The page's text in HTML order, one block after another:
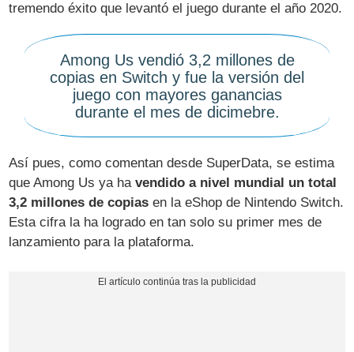
tremendo éxito que levantó el juego durante el año 2020.
Among Us vendió 3,2 millones de
copias en Switch y fue la versión del
juego con mayores ganancias
durante el mes de dicimebre.
Así pues, como comentan desde SuperData, se estima
que Among Us ya havendido a nivel mundial un total
3,2 millones de copias en la eShop de Nintendo Switch.
Esta cifra la ha logrado en tan solo su primer mes de
lanzamiento para la plataforma.